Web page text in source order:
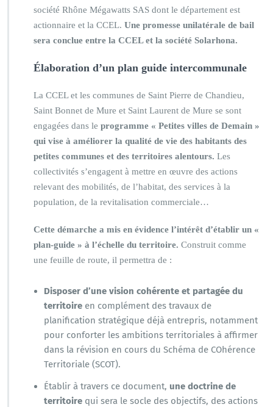
société Rhône Mégawatts SAS dont le département est
actionnaire et la CCEL. Une promesse unilatérale de bail
sera conclue entre la CCEL et la société Solarhona.
Élaboration d’un plan guide intercommunale
La CCEL et les communes de Saint Pierre de Chandieu,
Saint Bonnet de Mure et Saint Laurent de Mure se sont
engagées dans le programme « Petites villes de Demain »
qui vise à améliorer la qualité de vie des habitants des
petites communes et des territoires alentours. Les
collectivités s’engagent à mettre en œuvre des actions
relevant des mobilités, de l’habitat, des services à la
population, de la revitalisation commerciale…
Cette démarche a mis en évidence l’intérêt d’établir un «
plan-guide » à l’échelle du territoire. Construit comme
une feuille de route, il permettra de :
Disposer d’une vision cohérente et partagée du
territoire en complément des travaux de
planification stratégique déjà entrepris, notamment
pour conforter les ambitions territoriales à affirmer
dans la révision en cours du Schéma de COhérence
Territoriale (SCOT).
Établir à travers ce document, une doctrine de
territoire qui sera le socle des objectifs, des actions